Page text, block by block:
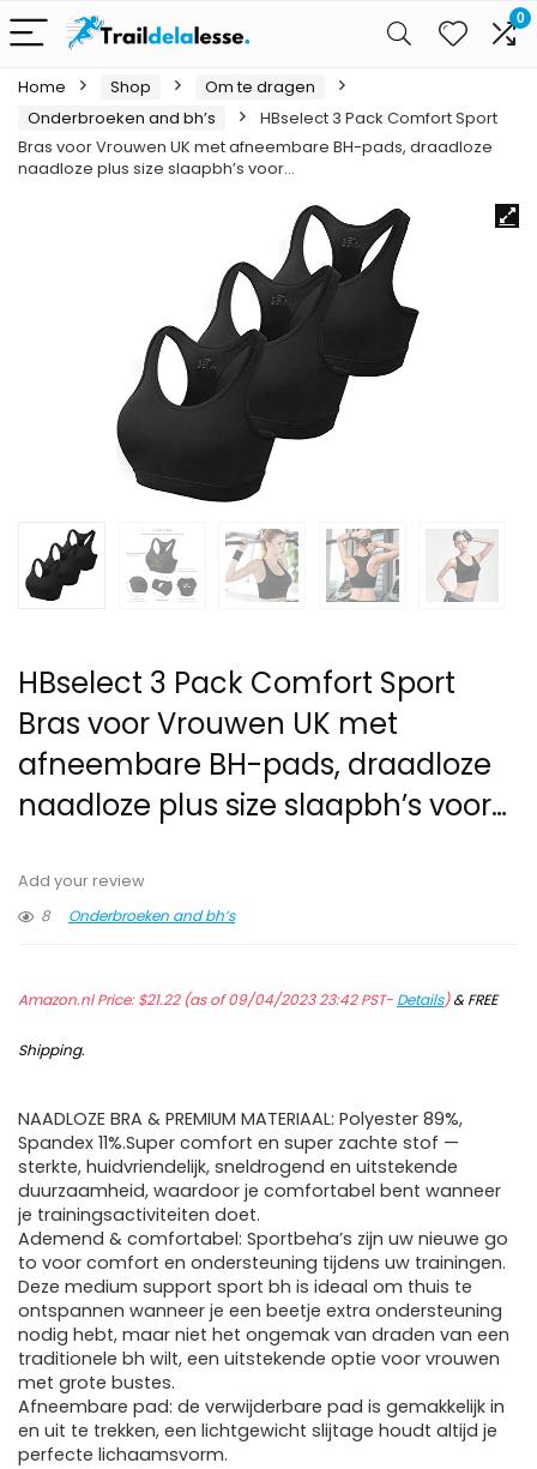
0
Home Shop
Om te dragen
Onderbroeken and bh’s
HBselect 3 Pack Comfort Sport
Bras voor Vrouwen UK met afneembare BH-pads, draadloze
naadloze plus size slaapbh’s voor…
HBselect 3 Pack Comfort Sport
Bras voor Vrouwen UK met
afneembare BH-pads, draadloze
naadloze plus size slaapbh’s voor…
Add your review
8
Onderbroeken and bh’s
Amazon.nl Price:$21.22(as of 09/04/2023 23:42 PST- Details)&FREE
Shipping.
NAADLOZE BRA & PREMIUM MATERIAAL: Polyester 89%,
Spandex 11%.Super comfort en super zachte stof —
sterkte, huidvriendelijk, sneldrogend en uitstekende
duurzaamheid, waardoor je comfortabel bent wanneer
je trainingsactiviteiten doet.
Ademend & comfortabel: Sportbeha’s zijn uw nieuwe go
to voor comfort en ondersteuning tijdens uw trainingen.
Deze medium support sport bh is ideaal om thuis te
ontspannen wanneer je een beetje extra ondersteuning
nodig hebt, maar niet het ongemak van draden van een
traditionele bh wilt, een uitstekende optie voor vrouwen
met grote bustes.
Afneembare pad: de verwijderbare pad is gemakkelijk in
en uit te trekken, een lichtgewicht slijtage houdt altijd je
perfecte lichaamsvorm.